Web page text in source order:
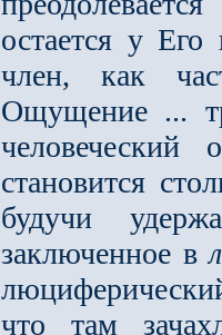
остается у
член, как
Ощущение ...
становится
будучи
заключенное в
что там